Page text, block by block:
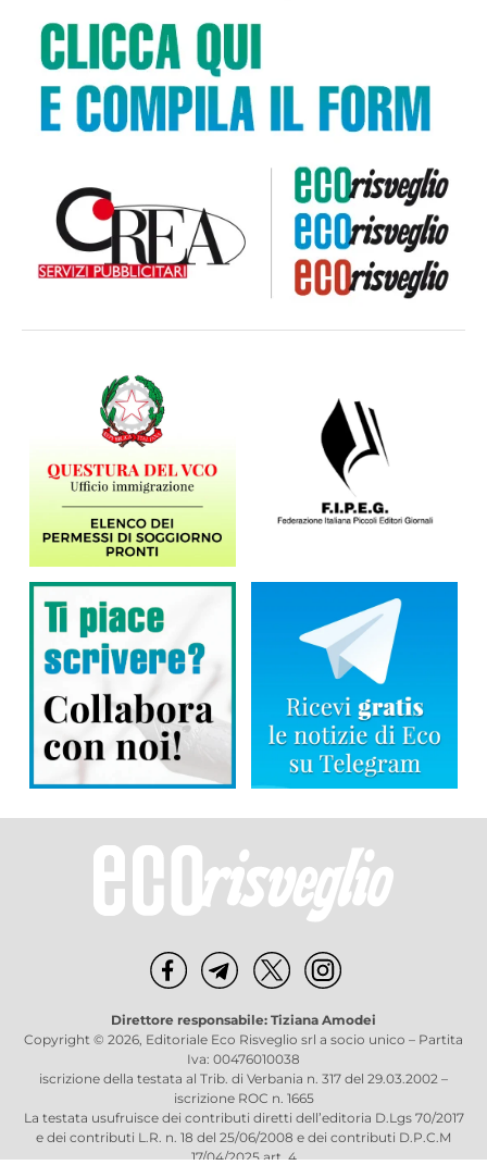
Direttore responsabile: Tiziana Amodei
Copyright © 2026, Editoriale Eco Risveglio srl a socio unico – Partita
Iva: 00476010038
iscrizione della testata al Trib. di Verbania n. 317 del 29.03.2002 –
iscrizione ROC n. 1665
La testata usufruisce dei contributi diretti dell’editoria D.Lgs 70/2017
e dei contributi L.R. n. 18 del 25/06/2008 e dei contributi D.P.C.M
17/04/2025 art. 4